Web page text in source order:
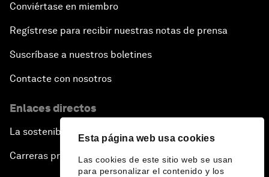
Esta página web usa cookies
Las cookies de este sitio web se usan
para personalizar el contenido y los
Conviértase en miembro
Regístrese para recibir nuestras notas de prensa
Suscríbase a nuestros boletines
Contacte con nosotros
Enlaces directos
La sostenibilidad en el Foro
Carreras profesionales